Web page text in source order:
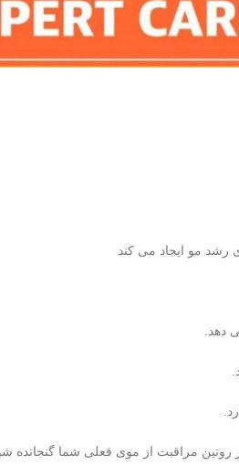
مو ایجاد می کند
دهد.
مراقبت از موی فعلی شما گنجانده